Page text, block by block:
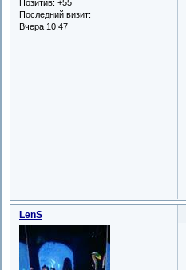
Позитив: +55
Последний визит:
Вчера 10:47
LenS